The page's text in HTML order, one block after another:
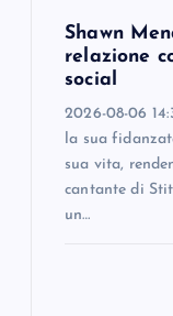
Shawn
relazione
social
2026-08-06
la sua
sua vita,
cantante di
un…